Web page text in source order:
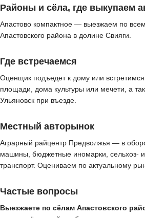
Районы и сёла, где выкупаем
Апастово компактное — выезжаем по
Апастовского района в долине Свияги.
Где встречаемся
Оценщик подъедет к дому или
площади, дома культуры или мечети, а
Ульяновск при въезде.
Местный авторынок
Аграрный райцентр Предволжья — в
машины, бюджетные иномарки, сельхоз-
транспорт. Оцениваем по актуальному
Частые вопросы
Выезжаете по сёлам Апастовского